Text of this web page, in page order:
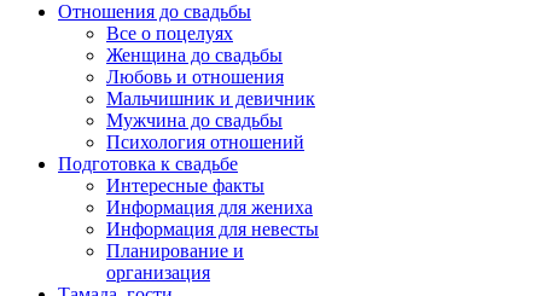
Отношения до свадьбы
Все о поцелуях
Женщина до свадьбы
Любовь и отношения
Мальчишник и девичник
Мужчина до свадьбы
Психология отношений
Подготовка к свадьбе
Интересные факты
Информация для жениха
Информация для невесты
Планирование и
организация